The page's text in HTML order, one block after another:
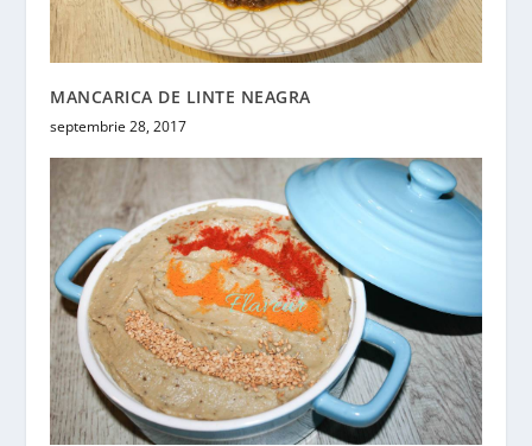
MANCARICA DE LINTE NEAGRA
septembrie 28, 2017